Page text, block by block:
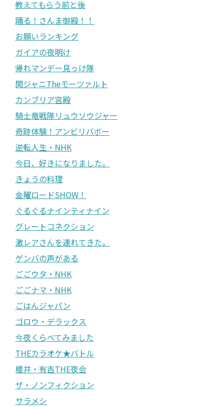
教えてもらう前と後
踊る！さんま御殿！！
お願いランキング
ガイアの夜明け
帰れマンデー見っけ隊
関ジャニTheモーツァルト
カンブリア宮殿
騎士竜戦隊リュウソウジャー
奇跡体験！アンビリバボー
逆転人生・NHK
今日、好きになりました。
きょうの料理
金曜ロードSHOW！
ぐるぐるナインティナイン
グレートコネクション
激レアさんを連れてきた。
ゲンバの声がある
ごごウタ・NHK
ごごナマ・NHK
ごはんジャパン
ゴロウ・デラックス
今夜くらべてみました
THEカラオケ★バトル
櫻井・有吉THE夜会
ザ・ノンフィクション
サラメシ